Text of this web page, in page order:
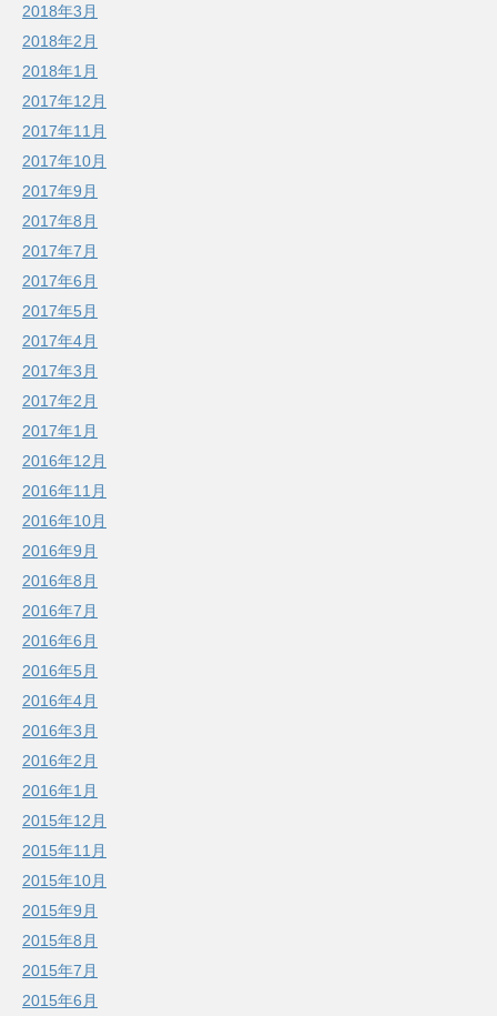
2018年3月
2018年2月
2018年1月
2017年12月
2017年11月
2017年10月
2017年9月
2017年8月
2017年7月
2017年6月
2017年5月
2017年4月
2017年3月
2017年2月
2017年1月
2016年12月
2016年11月
2016年10月
2016年9月
2016年8月
2016年7月
2016年6月
2016年5月
2016年4月
2016年3月
2016年2月
2016年1月
2015年12月
2015年11月
2015年10月
2015年9月
2015年8月
2015年7月
2015年6月